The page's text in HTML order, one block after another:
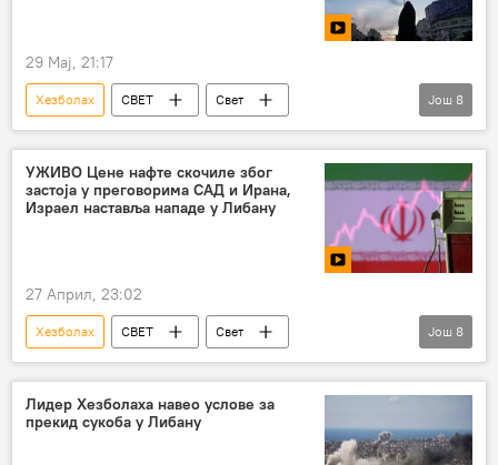
29 Мај, 21:17
Хезболах СВЕТ
Свет
Свет – политика
Иран
САД
Израел
Сукоб на Блиском истоку
Пакистан
Доналд Трамп
Још 8
УЖИВО Цене нафте скочиле због
застоја у преговорима САД и Ирана,
Израел наставља нападе у Либану
27 Април, 23:02
Хезболах СВЕТ
Свет
Свет – политика
Иран
САД
Израел
Сукоб на Блиском истоку
Бенјамин Нетанијаху
Још 8
Лидер Хезболаха навео услове за
прекид сукоба у Либану